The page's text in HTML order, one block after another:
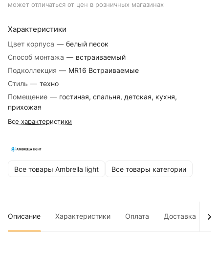
Характеристики
Цвет корпуса — белый песок
Способ монтажа — встраиваемый
Подколлекция — MR16 Встраиваемые
Стиль — техно
Помещение — гостиная, спальня, детская, кухня,
прихожая
Все характеристики
Все товары Ambrella light Все товары категории
может отличаться от цен в розничных магазинах
Описание Характеристики Оплата Доставка